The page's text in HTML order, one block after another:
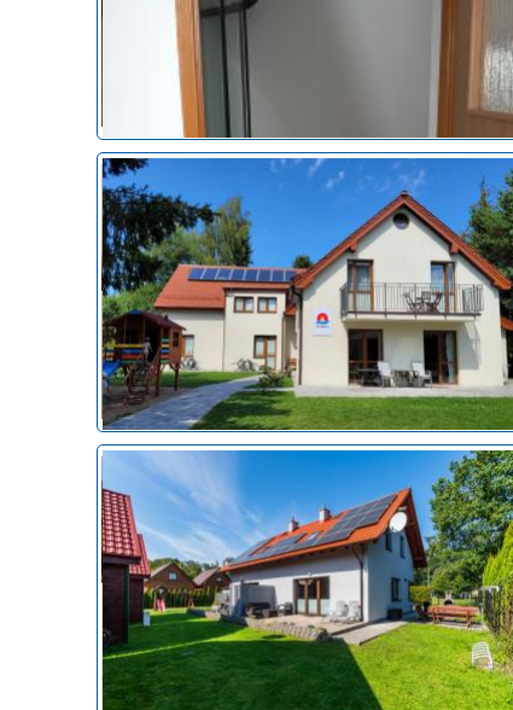
noclegi Sztutowo